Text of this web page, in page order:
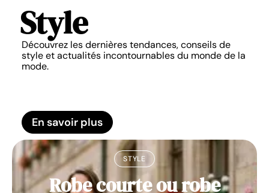
STYLE
Robe courte ou robe
Style
Découvrez les dernières tendances, conseils de
style et actualités incontournables du monde de la
mode.
En savoir plus